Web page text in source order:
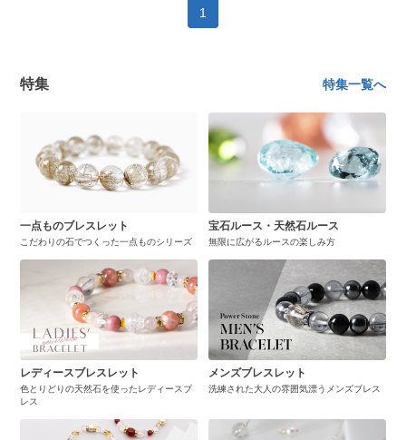
1
特集 特集一覧へ
一点ものブレスレット
こだわりの石でつくった一点ものシリーズ
宝石ルース・天然石ルース
無限に広がるルースの楽しみ方
レディースブレスレット
色とりどりの天然石を使ったレディースブ
レス
メンズブレスレット
洗練された大人の雰囲気漂うメンズブレス